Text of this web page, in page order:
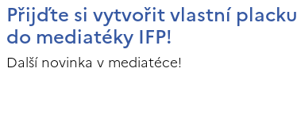
Přijďte si vytvořit vlastní placku
do mediatéky IFP!
Další novinka v mediatéce!